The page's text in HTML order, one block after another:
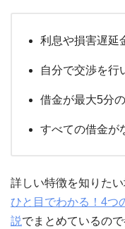
利息や損害遅延
自分で交渉を行
借金が最大5分
すべての借金が
詳しい特徴を知りたい
ひと目でわかる！4つ
説でまとめているの